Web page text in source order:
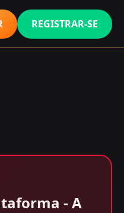
REGISTRAR-SE
- A